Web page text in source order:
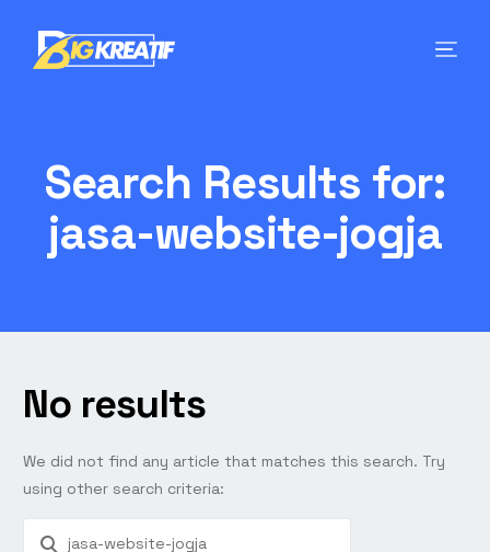
Search Results for:
jasa-website-jogja
No results
We did not find any article that matches this search. Try
using other search criteria: